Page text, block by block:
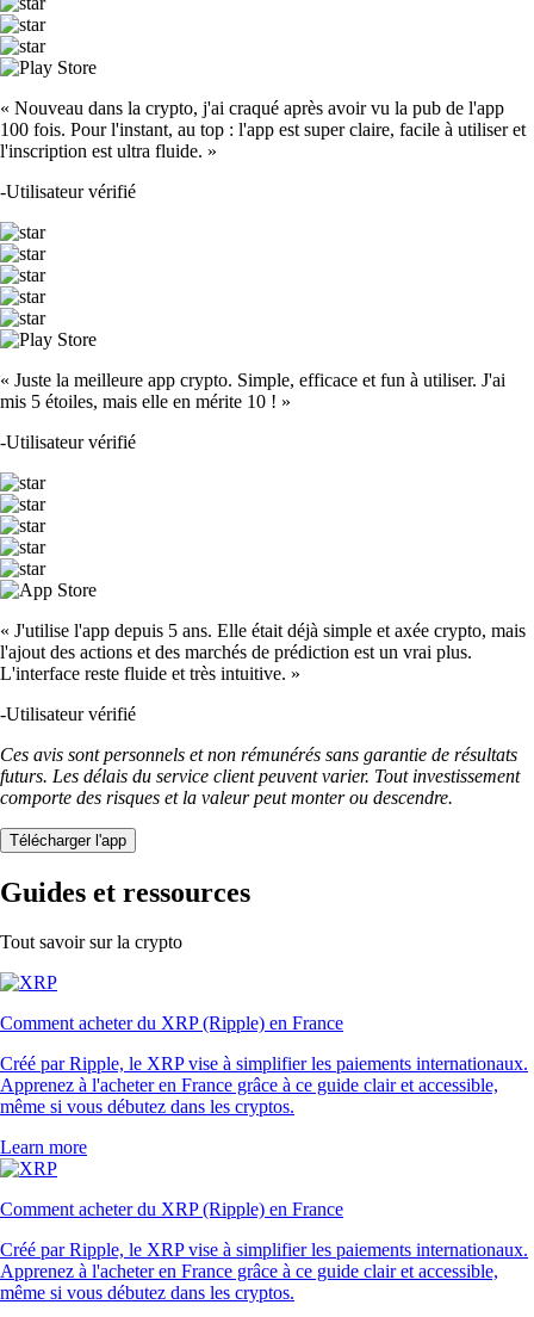
« Nouveau dans la crypto, j'ai craqué après avoir vu la pub de l'app
100 fois. Pour l'instant, au top : l'app est super claire, facile à utiliser et
l'inscription est ultra fluide. »
-Utilisateur vérifié
« Juste la meilleure app crypto. Simple, efficace et fun à utiliser. J'ai
mis 5 étoiles, mais elle en mérite 10 ! »
-Utilisateur vérifié
« J'utilise l'app depuis 5 ans. Elle était déjà simple et axée crypto, mais
l'ajout des actions et des marchés de prédiction est un vrai plus.
L'interface reste fluide et très intuitive. »
-Utilisateur vérifié
Ces avis sont personnels et non rémunérés sans garantie de résultats
futurs. Les délais du service client peuvent varier. Tout investissement
comporte des risques et la valeur peut monter ou descendre.
Télécharger l'app
Guides et ressources
Tout savoir sur la crypto
Comment acheter du XRP (Ripple) en France
Créé par Ripple, le XRP vise à simplifier les paiements internationaux.
Apprenez à l'acheter en France grâce à ce guide clair et accessible,
même si vous débutez dans les cryptos.
Learn more
Comment acheter du XRP (Ripple) en France
Créé par Ripple, le XRP vise à simplifier les paiements internationaux.
Apprenez à l'acheter en France grâce à ce guide clair et accessible,
même si vous débutez dans les cryptos.